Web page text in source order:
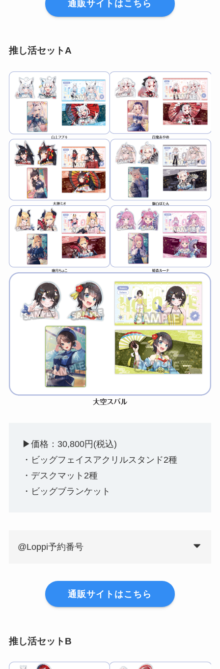
通販サイトはこちら
推し活セットA
▶︎価格：30,800円(税込)
・ビッグフェイスアクリルスタンド2種
・デスクマット2種
・ビッグブランケット
@Loppi予約番号
通販サイトはこちら
推し活セットB